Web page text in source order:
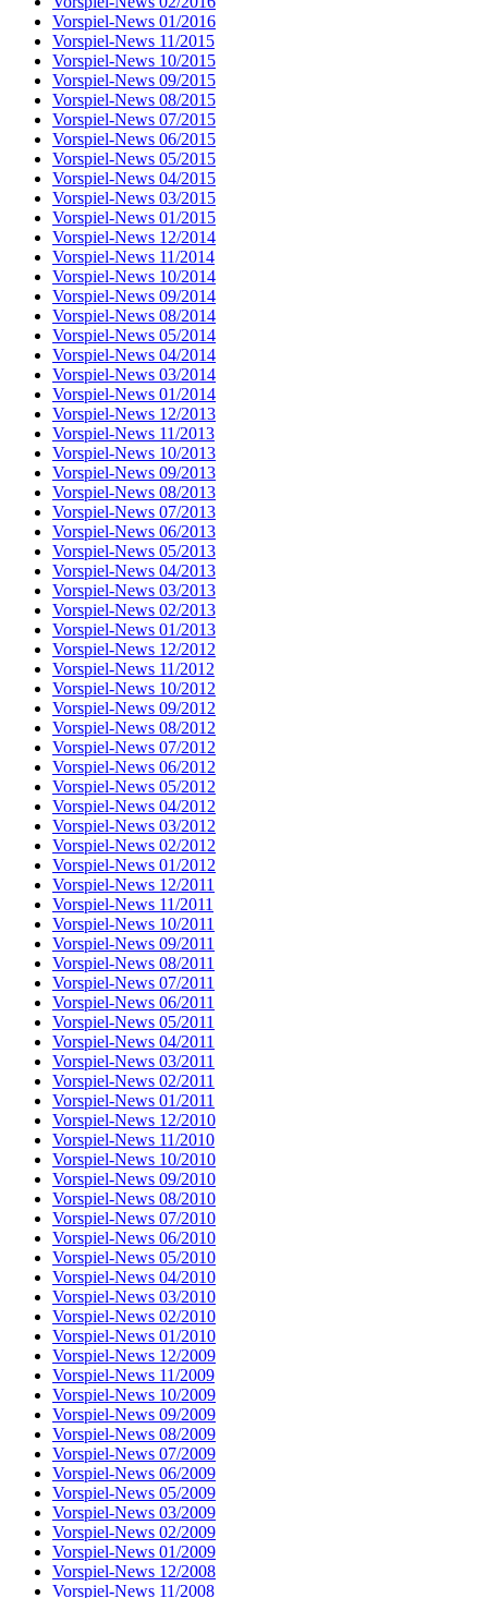
Vorspiel-News 01/2016
Vorspiel-News 11/2015
Vorspiel-News 10/2015
Vorspiel-News 09/2015
Vorspiel-News 08/2015
Vorspiel-News 07/2015
Vorspiel-News 06/2015
Vorspiel-News 05/2015
Vorspiel-News 04/2015
Vorspiel-News 03/2015
Vorspiel-News 01/2015
Vorspiel-News 12/2014
Vorspiel-News 11/2014
Vorspiel-News 10/2014
Vorspiel-News 09/2014
Vorspiel-News 08/2014
Vorspiel-News 05/2014
Vorspiel-News 04/2014
Vorspiel-News 03/2014
Vorspiel-News 01/2014
Vorspiel-News 12/2013
Vorspiel-News 11/2013
Vorspiel-News 10/2013
Vorspiel-News 09/2013
Vorspiel-News 08/2013
Vorspiel-News 07/2013
Vorspiel-News 06/2013
Vorspiel-News 05/2013
Vorspiel-News 04/2013
Vorspiel-News 03/2013
Vorspiel-News 02/2013
Vorspiel-News 01/2013
Vorspiel-News 12/2012
Vorspiel-News 11/2012
Vorspiel-News 10/2012
Vorspiel-News 09/2012
Vorspiel-News 08/2012
Vorspiel-News 07/2012
Vorspiel-News 06/2012
Vorspiel-News 05/2012
Vorspiel-News 04/2012
Vorspiel-News 03/2012
Vorspiel-News 02/2012
Vorspiel-News 01/2012
Vorspiel-News 12/2011
Vorspiel-News 11/2011
Vorspiel-News 10/2011
Vorspiel-News 09/2011
Vorspiel-News 08/2011
Vorspiel-News 07/2011
Vorspiel-News 06/2011
Vorspiel-News 05/2011
Vorspiel-News 04/2011
Vorspiel-News 03/2011
Vorspiel-News 02/2011
Vorspiel-News 01/2011
Vorspiel-News 12/2010
Vorspiel-News 11/2010
Vorspiel-News 10/2010
Vorspiel-News 09/2010
Vorspiel-News 08/2010
Vorspiel-News 07/2010
Vorspiel-News 06/2010
Vorspiel-News 05/2010
Vorspiel-News 04/2010
Vorspiel-News 03/2010
Vorspiel-News 02/2010
Vorspiel-News 01/2010
Vorspiel-News 12/2009
Vorspiel-News 11/2009
Vorspiel-News 10/2009
Vorspiel-News 09/2009
Vorspiel-News 08/2009
Vorspiel-News 07/2009
Vorspiel-News 06/2009
Vorspiel-News 05/2009
Vorspiel-News 03/2009
Vorspiel-News 02/2009
Vorspiel-News 01/2009
Vorspiel-News 12/2008
Vorspiel-News 11/2008